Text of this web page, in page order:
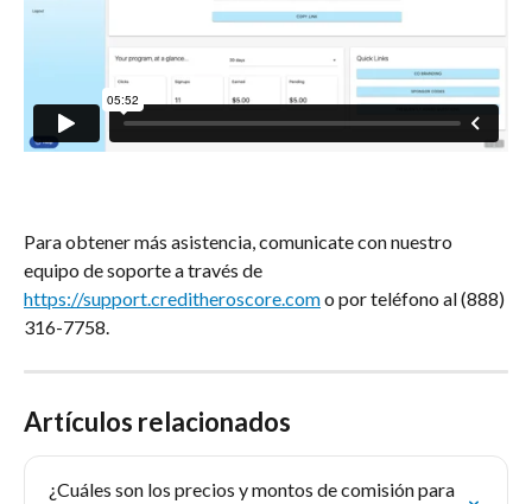
Para obtener más asistencia, comunicate con nuestro
equipo de soporte a través de
https://support.creditheroscore.com o por teléfono al (888)
316-7758.
Artículos relacionados
¿Cuáles son los precios y montos de comisión para